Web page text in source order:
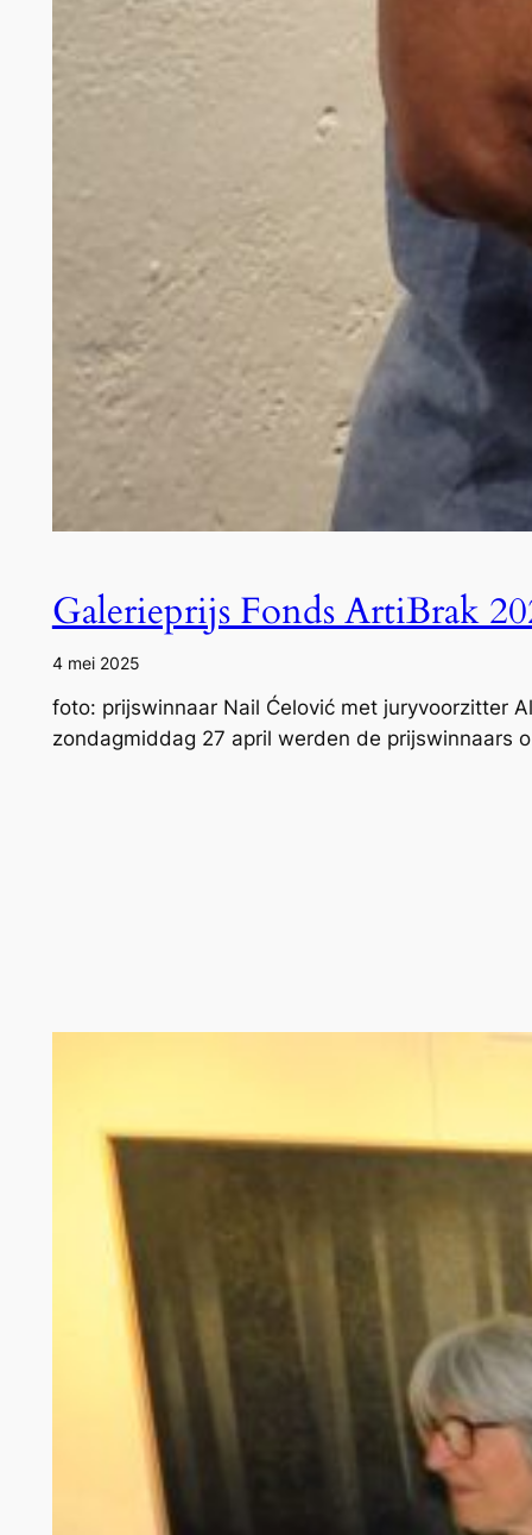
Galerieprijs Fonds ArtiBrak
4 mei 2025
foto: prijswinnaar Nail Ćelović met juryvoorzitter
zondagmiddag 27 april werden de prijswinnaars